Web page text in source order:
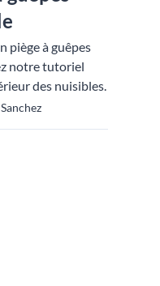
piège à guêpes
notre tutoriel
des nuisibles.